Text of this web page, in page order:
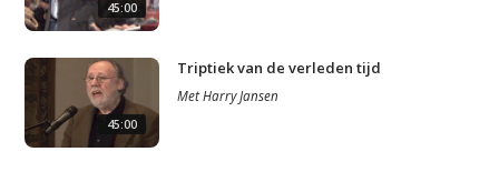
Studium Generale
45:00
45:00
Triptiek van de verleden tijd
MetHarry Jansen